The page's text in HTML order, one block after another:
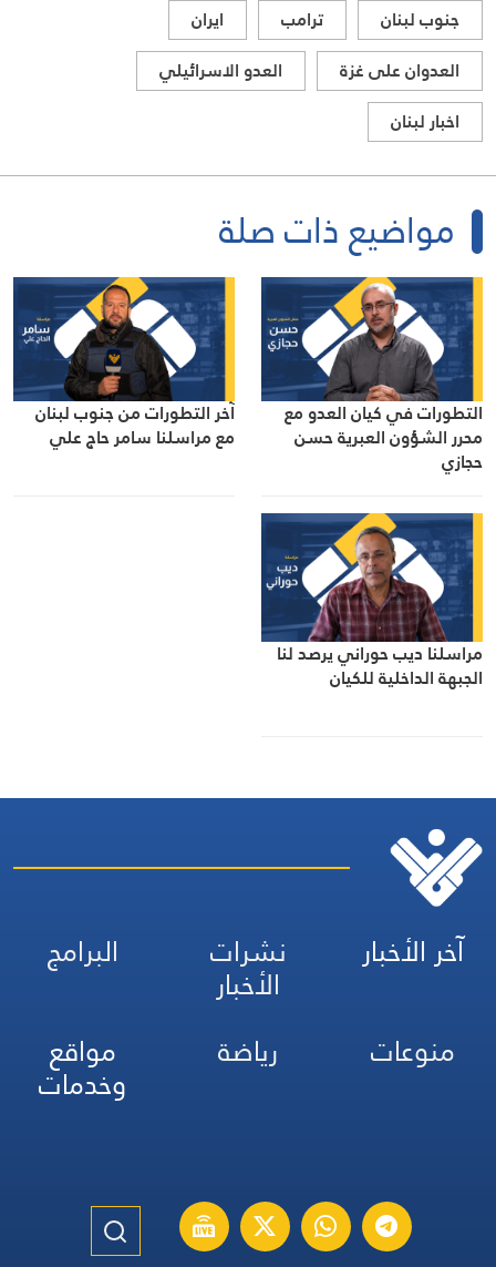
جنوب لبنان
ترامب
ايران
العدوان على غزة
العدو الاسرائيلي
اخبار لبنان
مواضيع ذات صلة
التطورات في كيان العدو مع
محرر الشؤون العبرية حسن
حجازي
آخر التطورات من جنوب لبنان
مع مراسلنا سامر حاج علي
مراسلنا ديب حوراني يرصد لنا
الجبهة الداخلية للكيان
آخر الأخبار نشرات
الأخبار
البرامج
منوعات
رياضة مواقع
وخدمات